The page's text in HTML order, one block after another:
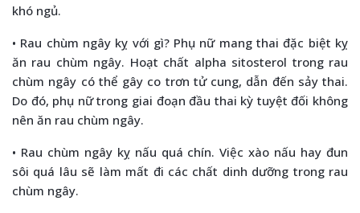
khó ngủ.
• Rau chùm ngây kỵ với gì? Phụ nữ mang thai đặc biệt kỵ
ăn rau chùm ngây. Hoạt chất alpha sitosterol trong rau
chùm ngây có thể gây co trơn tử cung, dẫn đến sảy thai.
Do đó, phụ nữ trong giai đoạn đầu thai kỳ tuyệt đối không
nên ăn rau chùm ngây.
• Rau chùm ngây kỵ nấu quá chín. Việc xào nấu hay đun
sôi quá lâu sẽ làm mất đi các chất dinh dưỡng trong rau
chùm ngây.